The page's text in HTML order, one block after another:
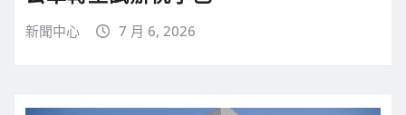
新聞中心 7 月 6, 2026